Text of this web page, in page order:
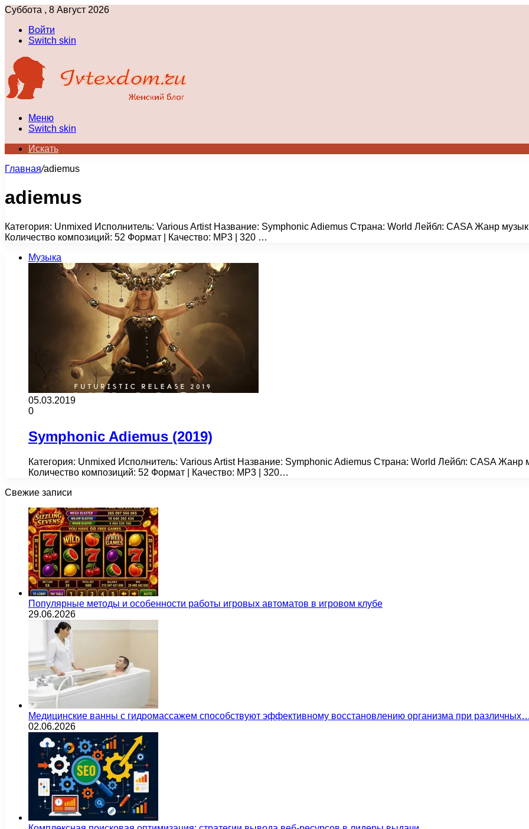
Суббота , 8 Август 2026
Войти
Switch skin
Меню
Switch skin
Искать
Главная/adiemus
adiemus
Категория: Unmixed Исполнитель: Various Artist Название: Symphonic Adiemus Страна: World Лейбл: CASA Жанр
Количество композиций: 52 Формат | Качество: MP3 | 320 …
Музыка
05.03.2019
0
Symphonic Adiemus (2019)
Категория: Unmixed Исполнитель: Various Artist Название: Symphonic Adiemus Страна: World Лейбл: CASA Жанр
Количество композиций: 52 Формат | Качество: MP3 | 320…
Свежие записи
Популярные методы и особенности работы игровых автоматов в игровом клубе
29.06.2026
Медицинские ванны с гидромассажем способствуют эффективному восстановлению организма при
02.06.2026